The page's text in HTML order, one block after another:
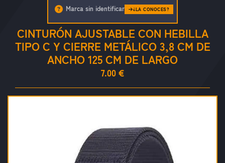
CINTURÓN AJUSTABLE CON HEBILLA
TIPO C Y CIERRE METÁLICO 3,8 CM DE
ANCHO 125 CM DE LARGO
7.00 €
Marca sin identificar ¿LA CONOCES?